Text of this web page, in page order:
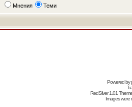
Мнения Теми
Powered by
RedSilver 1.01
Images were